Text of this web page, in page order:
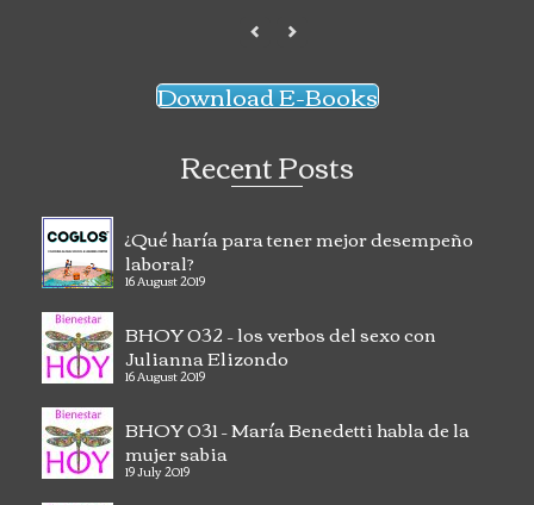
Download E-Books
Recent Posts
¿Qué haría para tener mejor desempeño
laboral?
16 August 2019
BHOY 032 – los verbos del sexo con
Julianna Elizondo
16 August 2019
BHOY 031 – María Benedetti habla de la
mujer sabia
19 July 2019